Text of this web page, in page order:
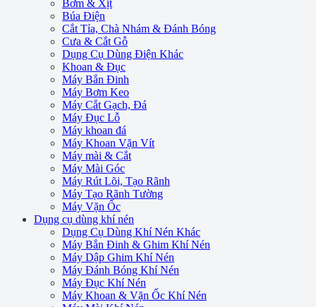
Bơm & Xịt
Búa Điện
Cắt Tỉa, Chà Nhám & Đánh Bóng
Cưa & Cắt Gỗ
Dụng Cụ Dùng Điện Khác
Khoan & Đục
Máy Bắn Đinh
Máy Bơm Keo
Máy Cắt Gạch, Đá
Máy Đục Lỗ
Máy khoan đá
Máy Khoan Vặn Vít
Máy mài & Cắt
Máy Mài Góc
Máy Rút Lõi, Tạo Rãnh
Máy Tạo Rãnh Tường
Máy Vặn Ốc
Dụng cụ dùng khí nén
Dụng Cụ Dùng Khí Nén Khác
Máy Bắn Đinh & Ghim Khí Nén
Máy Dập Ghim Khí Nén
Máy Đánh Bóng Khí Nén
Máy Đục Khí Nén
Máy Khoan & Vặn Ốc Khí Nén